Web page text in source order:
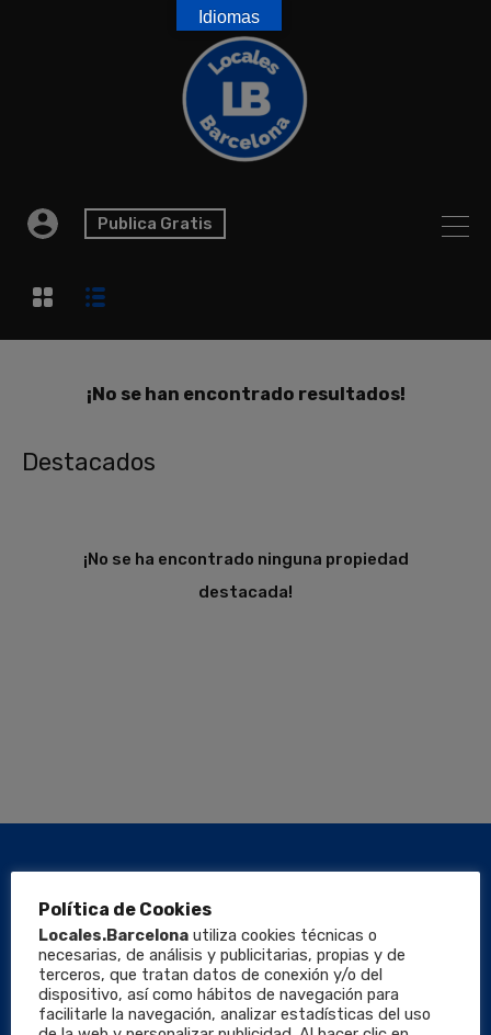
Publica Gratis
¡No se han encontrado resultados!
Destacados
¡No se ha encontrado ninguna propiedad
destacada!
Política de Cookies
Locales.Barcelona utiliza cookies técnicas o
necesarias, de análisis y publicitarias, propias y de
terceros, que tratan datos de conexión y/o del
dispositivo, así como hábitos de navegación para
facilitarle la navegación, analizar estadísticas del uso
Idiomas